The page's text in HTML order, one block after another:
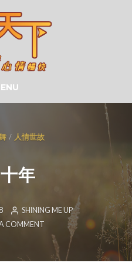
/ 人情世故
年
SHINING ME UP
COMMENT